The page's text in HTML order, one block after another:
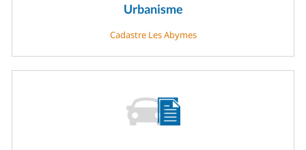
Urbanisme
Cadastre Les Abymes